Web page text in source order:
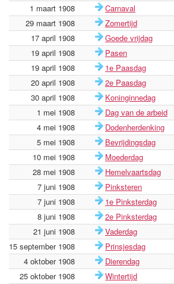
1 maart 1908
Carnaval
29 maart 1908
Zomertijd
17 april 1908
Goede vrijdag
19 april 1908
Pasen
19 april 1908
1e Paasdag
20 april 1908
2e Paasdag
30 april 1908
Koninginnedag
1 mei 1908
Dag van de arbeid
4 mei 1908
Dodenherdenking
5 mei 1908
Bevrijdingsdag
10 mei 1908
Moederdag
28 mei 1908
Hemelvaartsdag
7 juni 1908
Pinksteren
7 juni 1908
1e Pinksterdag
8 juni 1908
2e Pinksterdag
21 juni 1908
Vaderdag
15 september 1908
Prinsjesdag
4 oktober 1908
Dierendag
25 oktober 1908
Wintertijd